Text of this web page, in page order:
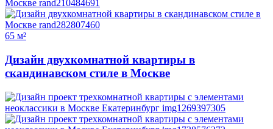
65 м²
Дизайн двухкомнатной квартиры в
скандинавском стиле в Москве